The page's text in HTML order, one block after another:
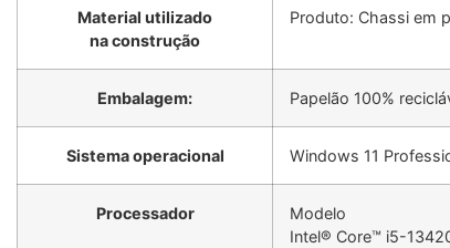
Material utilizado
na construção
Produto: Chassi em
Embalagem: Papelão 100%
Sistema operacional Windows 11
Processador
Modelo
Intel® Core™ i5-